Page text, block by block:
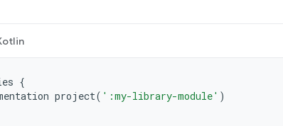
{
project( ':my-library-module' )